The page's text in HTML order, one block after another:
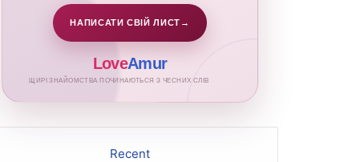
НАПИСАТИ СВІЙ ЛИСТ →
LoveAmur
ЩИРІ ЗНАЙОМСТВА ПОЧИНАЮТЬСЯ З ЧЕСНИХ СЛІВ
Recent